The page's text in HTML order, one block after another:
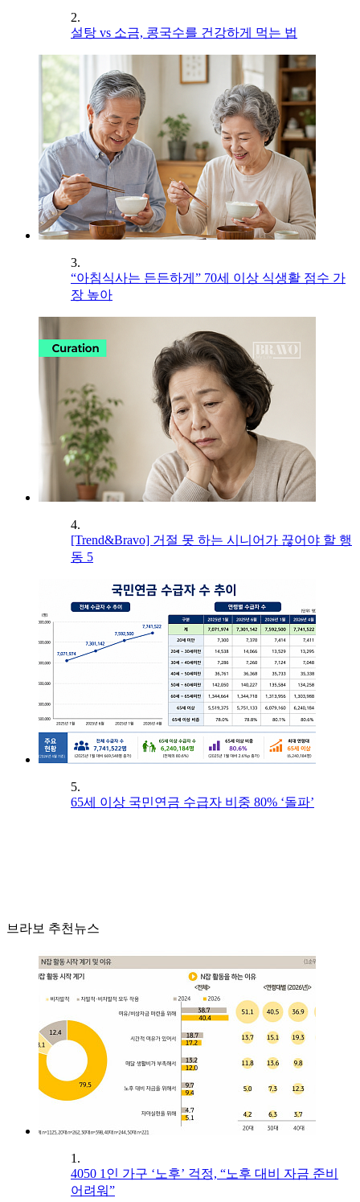
2.
설탕 vs 소금, 콩국수를 건강하게 먹는 법
3.
“아침식사는 든든하게” 70세 이상 식생활 점수 가
장 높아
4.
[Trend&Bravo] 거절 못 하는 시니어가 끊어야 할 행
동 5
5.
65세 이상 국민연금 수급자 비중 80% ‘돌파’
브라보 추천뉴스
1.
4050 1인 가구 ‘노후’ 걱정, “노후 대비 자금 준비
어려워”